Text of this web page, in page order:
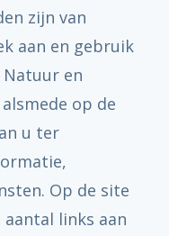
zijn van
aan en gebruik
Natuur en
op de
u ter
Op de site
aantal links aan